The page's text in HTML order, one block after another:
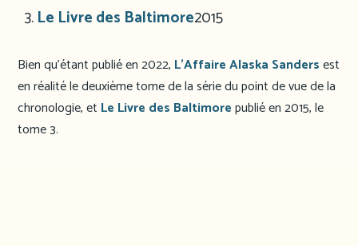
Le Livre des Baltimore2015
Bien qu’étant publié en 2022, L’Affaire Alaska Sandersest
en réalité le deuxième tome de la série du point de vue de la
chronologie, et Le Livre des Baltimorepublié en 2015, le
tome 3.